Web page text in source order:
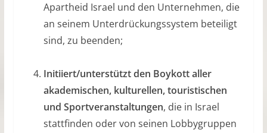
Apartheid Israel und den Unternehmen, die
an seinem Unterdrückungssystem beteiligt
sind, zu beenden;
Initiiert/unterstützt den Boykott aller
akademischen, kulturellen, touristischen
und Sportveranstaltungen, die in Israel
stattfinden oder von seinen Lobbygruppen